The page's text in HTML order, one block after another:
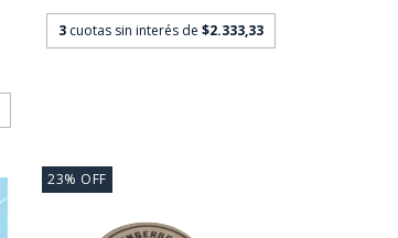
3 cuotas sin interés de$2.333,33
23% OFF